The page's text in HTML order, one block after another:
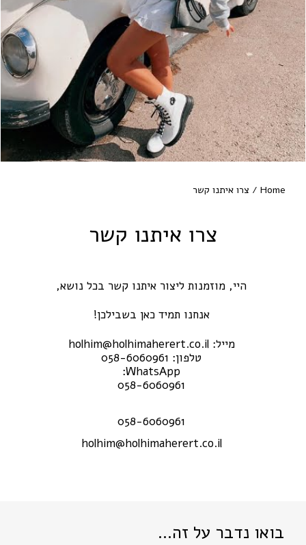
Home / צרו איתנו קשר
צרו איתנו קשר
היי, מוזמנות ליצור איתנו קשר בכל נושא,
אנחנו תמיד כאן בשבילכן!
מייל: holhim@holhimaherert.co.il
טלפון: 058-6060961
WhatsApp:
058-6060961
058-6060961
holhim@holhimaherert.co.il
בואו נדבר על זה…